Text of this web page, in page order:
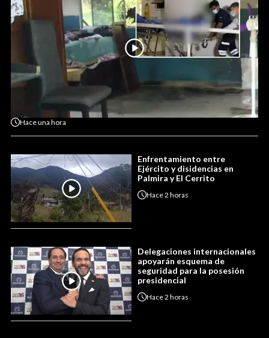
Haceuna hora
Enfrentamiento entre
Ejército y disidencias en
Palmira y El Cerrito
Hace2 horas
Delegaciones internacionales
apoyarán esquema de
seguridad para la posesión
presidencial
Hace2 horas